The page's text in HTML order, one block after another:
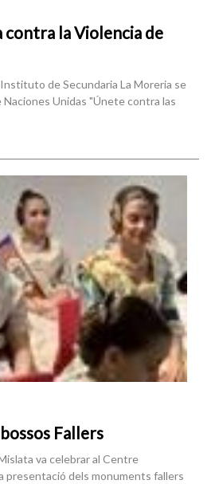
contra la Violencia de
de Secundaria La Moreria se
Naciones Unidas "Únete contra las
Fallers
va celebrar al Centre
presentació dels monuments fallers